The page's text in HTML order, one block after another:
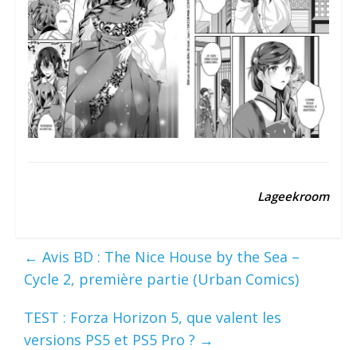
Lageekroom
← Avis BD : The Nice House by the Sea –
Cycle 2, première partie (Urban Comics)
TEST : Forza Horizon 5, que valent les
versions PS5 et PS5 Pro ? →